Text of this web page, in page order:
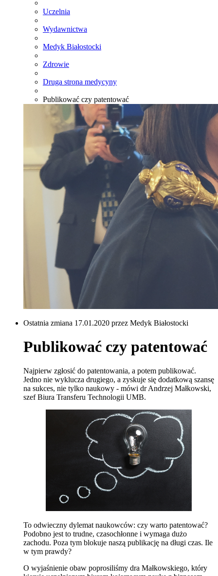
Uczelnia
Wydawnictwa
Medyk Białostocki
Zdrowie
Druga strona medycyny
Publikować czy patentować
Ostatnia zmiana 17.01.2020 przez Medyk Białostocki
Publikować czy patentować
Najpierw zgłosić do patentowania, a potem publikować.
Jedno nie wyklucza drugiego, a zyskuje się dodatkową szansę
na sukces, nie tylko naukowy - mówi dr Andrzej Małkowski,
szef Biura Transferu Technologii UMB.
To odwieczny dylemat naukowców: czy warto patentować?
Podobno jest to trudne, czasochłonne i wymaga dużo
zachodu. Poza tym blokuje naszą publikację na długi czas. Ile
w tym prawdy?
O wyjaśnienie obaw poprosiliśmy dra Małkowskiego, który